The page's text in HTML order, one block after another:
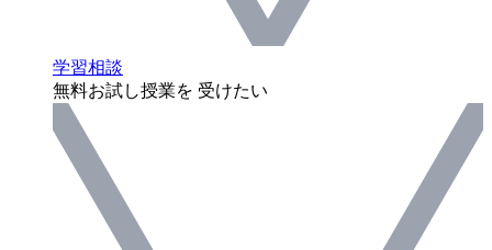
学習相談
無料お試し授業を 受けたい